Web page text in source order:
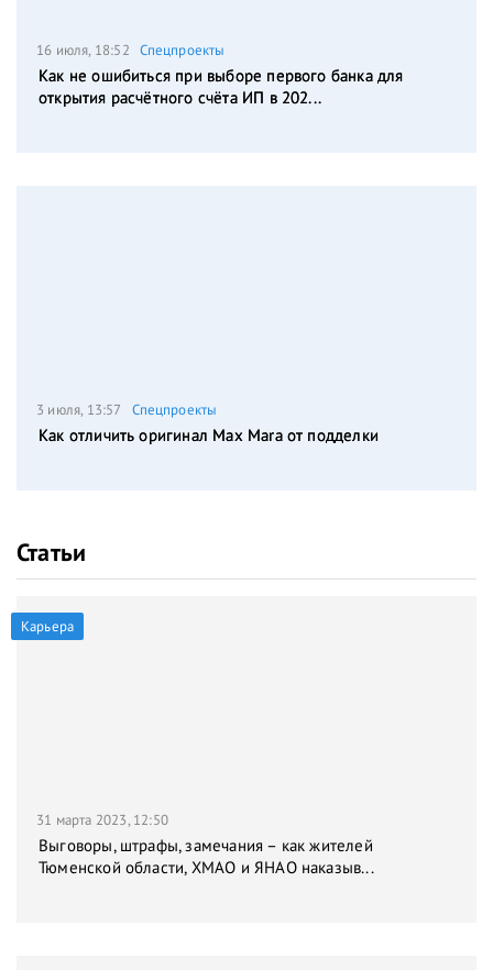
16 июля, 18:52 Спецпроекты
Как не ошибиться при выборе первого банка для
открытия расчётного счёта ИП в 202...
3 июля, 13:57 Спецпроекты
Как отличить оригинал Max Mara от подделки
Статьи
Карьера
31 марта 2023, 12:50
Выговоры, штрафы, замечания – как жителей
Тюменской области, ХМАО и ЯНАО наказыв...